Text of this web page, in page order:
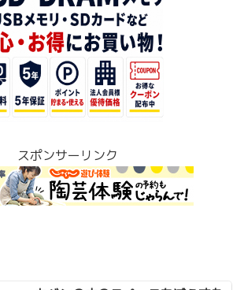
スポンサーリンク